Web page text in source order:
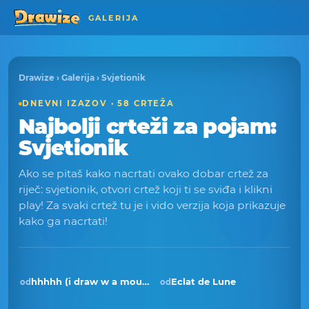
GALERIJA
Drawize › Galerija › Svjetionik
DNEVNI IZAZOV · 58 CRTEŽA
Najbolji crteži za pojam:
Svjetionik
Ako se pitaš kako nacrtati ovako dobar crtež za
riječ: svjetionik, otvori crtež koji ti se sviđa i klikni
play! Za svaki crtež tu je i vido verzija koja prikazuje
kako ga nacrtati!
Pobjednik · kol 2026
od hhhhh (i draw w a mouse) od Eclat de Lune